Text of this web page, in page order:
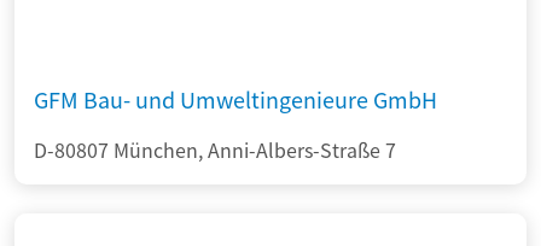
GFM Bau- und Umweltingenieure GmbH
D-80807 München, Anni-Albers-Straße 7